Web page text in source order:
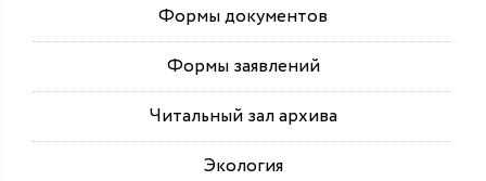
Формы документов
Формы заявлений
Читальный зал архива
Экология